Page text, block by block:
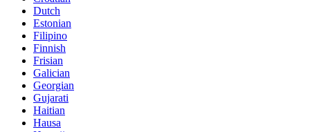
Dutch
Estonian
Filipino
Finnish
Frisian
Galician
Georgian
Gujarati
Haitian
Hausa